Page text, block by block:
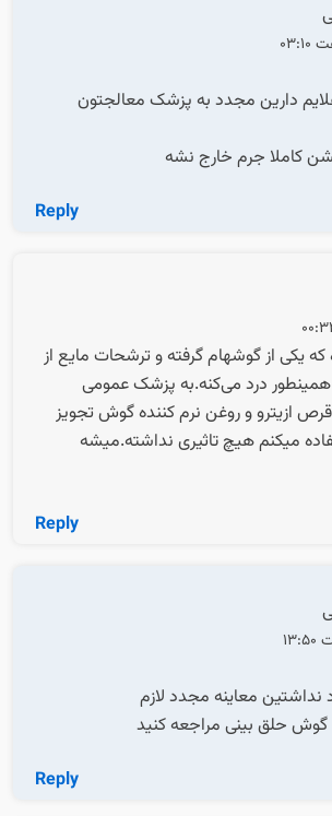
دارین مجدد به پزشک معالجتون
کاملا جرم خارج نشه
Reply
یکی از گوشهام گرفته و ترشحات مایع از
درد می‌کنه.به پزشک عمومی
ازیترو و روغن نرم کننده گوش تجویز
میکنم هیچ تاثیری نداشته.میشه
Reply
نداشتین معاینه مجدد لازم
حلق بینی مراجعه کنید
Reply